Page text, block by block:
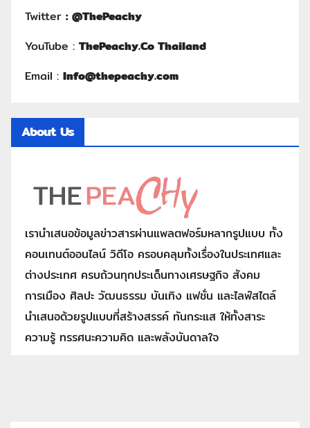
Twitter : @ThePeachy
YouTube : ThePeachy.Co Thailand
Email : Info@thepeachy.com
About Us
เรานำเสนอข้อมูลข่าวสารผ่านแพลตฟอร์มหลากรูปแบบ ทั้ง
คอนเทนต์ออนไลน์ วิดีโอ ครอบคลุมทั้งเรื่องในประเทศและ
ต่างประเทศ ครบถ้วนทุกประเด็นทางเศรษฐกิจ สังคม
การเมือง ศิลปะ วัฒนธรรม บันเทิง แฟชั่น และไลฟ์สไตล์
นำเสนอด้วยรูปแบบที่สร้างสรรค์ ทันกระแส ให้ทั้งสาระ
ความรู้ ทรรศนะความคิด และพลังบันดาลใจ